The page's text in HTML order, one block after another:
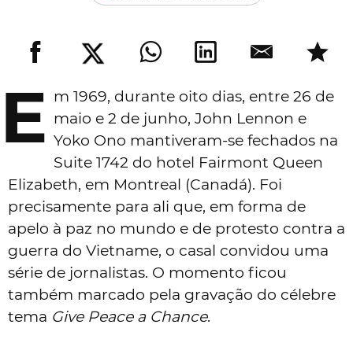
E m 1969, durante oito dias, entre 26 de
maio e 2 de junho, John Lennon e
Yoko Ono mantiveram-se fechados na
Suite 1742 do hotel Fairmont Queen
Elizabeth, em Montreal (Canadá). Foi
precisamente para ali que, em forma de
apelo à paz no mundo e de protesto contra a
guerra do Vietname, o casal convidou uma
série de jornalistas. O momento ficou
também marcado pela gravação do célebre
tema Give Peace a Chance.